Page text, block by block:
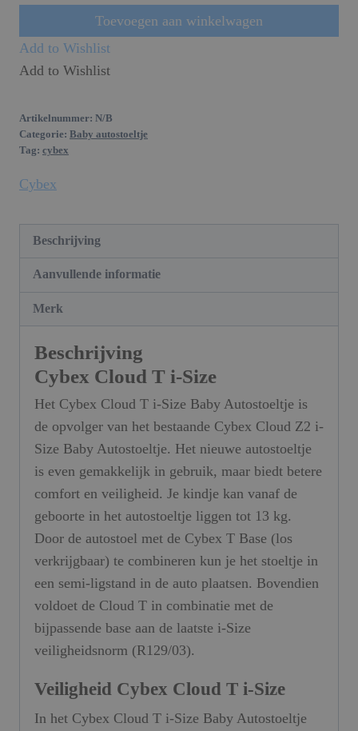
i-
Toevoegen aan winkelwagen
Add to Wishlist
Add to Wishlist
Artikelnummer: N/B
Categorie: Baby autostoeltje
Tag: cybex
Cybex
Beschrijving
Aanvullende informatie
Merk
Beschrijving
Cybex Cloud T i-Size
Het Cybex Cloud T i-Size Baby Autostoeltje is
de opvolger van het bestaande Cybex Cloud Z2 i-
Size Baby Autostoeltje. Het nieuwe autostoeltje
is even gemakkelijk in gebruik, maar biedt betere
comfort en veiligheid. Je kindje kan vanaf de
geboorte in het autostoeltje liggen tot 13 kg.
Door de autostoel met de Cybex T Base (los
verkrijgbaar) te combineren kun je het stoeltje in
een semi-ligstand in de auto plaatsen. Bovendien
voldoet de Cloud T in combinatie met de
bijpassende base aan de laatste i-Size
veiligheidsnorm (R129/03).
Veiligheid Cybex Cloud T i-Size
In het Cybex Cloud T i-Size Baby Autostoeltje